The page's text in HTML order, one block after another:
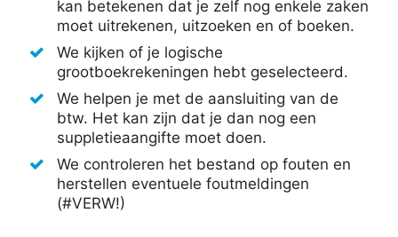
kan betekenen dat je zelf nog enkele zaken
moet uitrekenen, uitzoeken en of boeken.
We kijken of je logische
grootboekrekeningen hebt geselecteerd.
We helpen je met de aansluiting van de
btw. Het kan zijn dat je dan nog een
suppletieaangifte moet doen.
We controleren het bestand op fouten en
herstellen eventuele foutmeldingen
(#VERW!)